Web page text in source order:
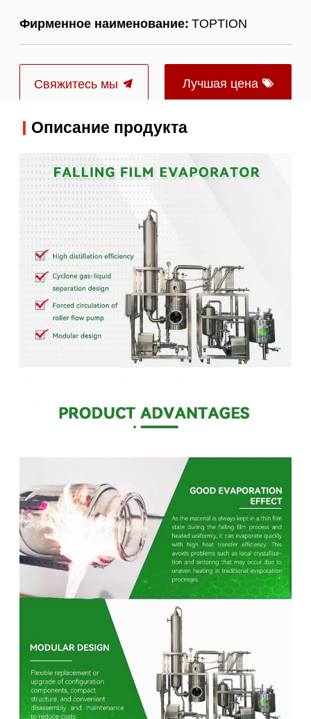
Фирменное наименование: TOPTION
Свяжитесь мы Лучшая цена
Описание продукта